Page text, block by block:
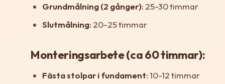
Grundmålning (2 gånger): 25-30 timmar
Slutmålning: 20-25 timmar
Monteringsarbete (ca 60 timmar):
Fästa stolpar i fundament: 10-12 timmar